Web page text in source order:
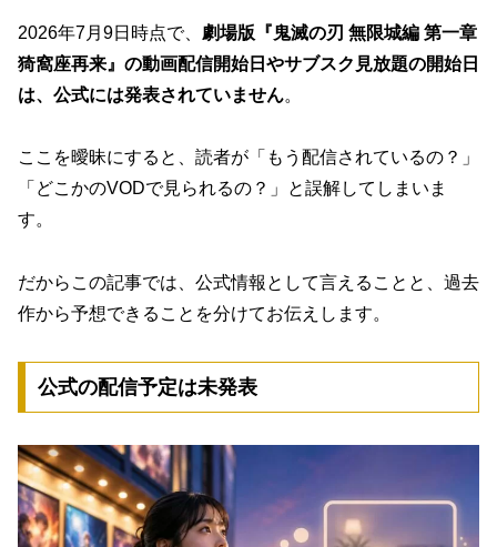
2026年7月9日時点で、 劇場版『鬼滅の刃 無限城編 第一章
猗窩座再来』の動画配信開始日やサブスク見放題の開始日
は、公式には発表されていません。
ここを曖昧にすると、読者が「もう配信されているの？」
「どこかのVODで見られるの？」と誤解してしまいま
す。
だからこの記事では、公式情報として言えることと、過去
作から予想できることを分けてお伝えします。
公式の配信予定は未発表